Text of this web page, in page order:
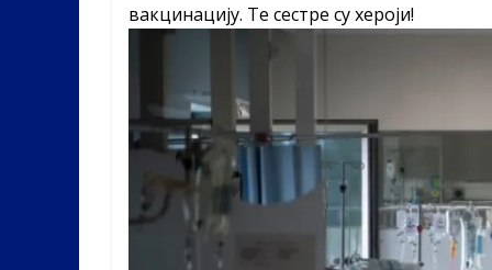
вакцинацију. Те сестре су хероји!